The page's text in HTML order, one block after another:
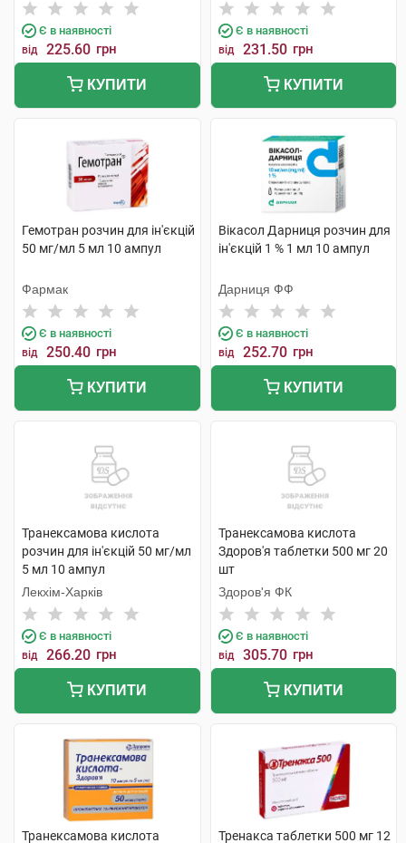
Є в наявності
від 225.60 грн
КУПИТИ
Є в наявності
від 231.50 грн
КУПИТИ
Гемотран розчин для ін'єкцій
50 мг/мл 5 мл 10 ампул
Фармак
Є в наявності
від 250.40 грн
КУПИТИ
Вікасол Дарниця розчин для
ін'єкцій 1 % 1 мл 10 ампул
Дарниця ФФ
Є в наявності
від 252.70 грн
КУПИТИ
Транексамова кислота
розчин для ін'єкцій 50 мг/мл
5 мл 10 ампул
Лекхім-Харків
Є в наявності
від 266.20 грн
КУПИТИ
Транексамова кислота
Здоров'я таблетки 500 мг 20
шт
Здоров'я ФК
Є в наявності
від 305.70 грн
КУПИТИ
Транексамова кислота Тренакса таблетки 500 мг 12